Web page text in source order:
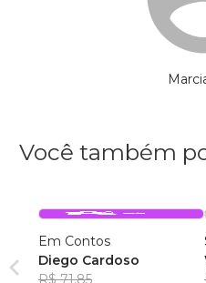
Você também
Em Contos
Diego Cardoso
R$ 71,85